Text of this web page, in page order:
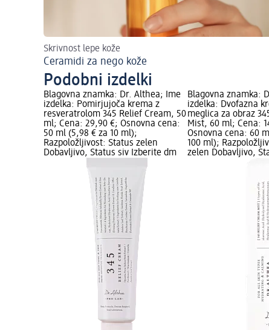
Skrivnost lepe kože
Ceramidi za nego kože
Podobni izdelki
Blagovna znamka: Dr. Althea; Ime
izdelka: Pomirjujoča krema z
resveratrolom 345 Relief Cream, 50
ml; Cena: 29,90 €; Osnovna cena:
50 ml (5,98 € za 10 ml);
Razpoložljivost: Status zelen
Dobavljivo, Status siv Izberite dm
Blagovna znamka:
izdelka: Dvofazna
meglica za obraz
Mist, 60 ml; Cena:
Osnovna cena: 60
100 ml);
zelen Dobavljivo,